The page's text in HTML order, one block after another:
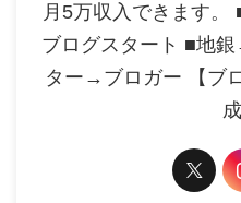
月5万収入できます。
ブログスタート ■地
ター→ブロガー 【ブ